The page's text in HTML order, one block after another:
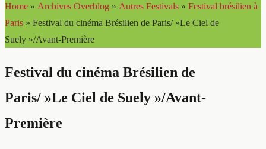
Home » Archives Overblog » Autres Festivals » Festival brésilien à
Paris » Festival du cinéma Brésilien de Paris/ »Le Ciel de
Suely »/Avant-Première
Festival du cinéma Brésilien de
Paris/ »Le Ciel de Suely »/Avant-
Première